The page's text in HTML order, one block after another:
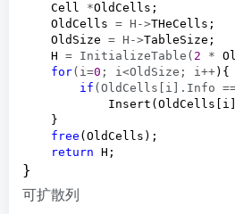
    Cell
*OldCells;
    OldCells
= H->THeCells;
    OldSize
= H->TableSize;
    H
= InitializeTable( 2 *
for(i=0 ; i<OldSize; i++){
if (OldCells[i].Info
    }
free (OldCells);
return H;
}
可扩散列